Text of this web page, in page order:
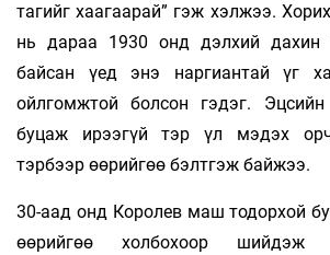
тагийг хаагаарай” гэж хэлжээ.
нь дараа 1930 онд дэлхий дахин
байсан үед энэ наргиантай үг
ойлгомжтой болсон гэдэг.
буцаж ирээгүй тэр үл мэдэх
тэрбээр өөрийгөө бэлтгэж байжээ.
30-аад онд Королев маш тодорхой
өөрийгөө холбохоор шийдэж